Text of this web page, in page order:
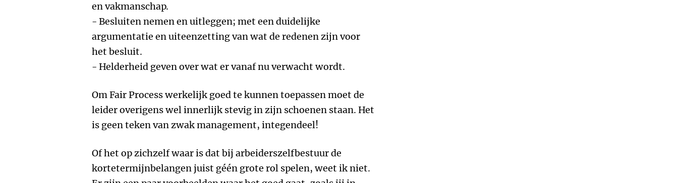
en vakmanschap.
- Besluiten nemen en uitleggen; met een duidelijke
argumentatie en uiteenzetting van wat de redenen zijn voor
het besluit.
- Helderheid geven over wat er vanaf nu verwacht wordt.
Om Fair Process werkelijk goed te kunnen toepassen moet de
leider overigens wel innerlijk stevig in zijn schoenen staan. Het
is geen teken van zwak management, integendeel!
Of het op zichzelf waar is dat bij arbeiderszelfbestuur de
kortetermijnbelangen juist géén grote rol spelen, weet ik niet.